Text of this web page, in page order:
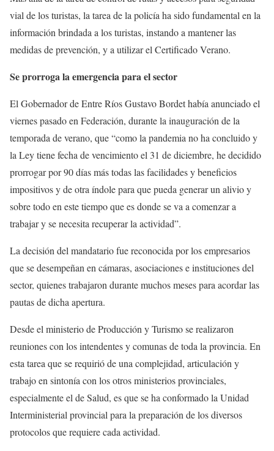
vial de los turistas, la tarea de la policía ha sido fundamental en la
información brindada a los turistas, instando a mantener las
medidas de prevención, y a utilizar el Certificado Verano.
Se prorroga la emergencia para el sector
El Gobernador de Entre Ríos Gustavo Bordet había anunciado el
viernes pasado en Federación, durante la inauguración de la
temporada de verano, que “como la pandemia no ha concluido y
la Ley tiene fecha de vencimiento el 31 de diciembre, he decidido
prorrogar por 90 días más todas las facilidades y beneficios
impositivos y de otra índole para que pueda generar un alivio y
sobre todo en este tiempo que es donde se va a comenzar a
trabajar y se necesita recuperar la actividad”.
La decisión del mandatario fue reconocida por los empresarios
que se desempeñan en cámaras, asociaciones e instituciones del
sector, quienes trabajaron durante muchos meses para acordar las
pautas de dicha apertura.
Desde el ministerio de Producción y Turismo se realizaron
reuniones con los intendentes y comunas de toda la provincia. En
esta tarea que se requirió de una complejidad, articulación y
trabajo en sintonía con los otros ministerios provinciales,
especialmente el de Salud, es que se ha conformado la Unidad
Interministerial provincial para la preparación de los diversos
protocolos que requiere cada actividad.